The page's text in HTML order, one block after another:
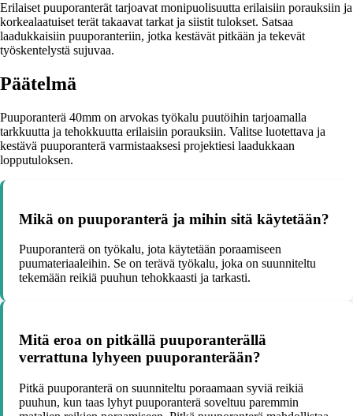
Erilaiset puuporanterät tarjoavat monipuolisuutta erilaisiin porauksiin ja
korkealaatuiset terät takaavat tarkat ja siistit tulokset. Satsaa
laadukkaisiin puuporanteriin, jotka kestävät pitkään ja tekevät
työskentelystä sujuvaa.
Päätelmä
Puuporanterä 40mm on arvokas työkalu puutöihin tarjoamalla
tarkkuutta ja tehokkuutta erilaisiin porauksiin. Valitse luotettava ja
kestävä puuporanterä varmistaaksesi projektiesi laadukkaan
lopputuloksen.
Mikä on puuporanterä ja mihin sitä käytetään?
Puuporanterä on työkalu, jota käytetään poraamiseen
puumateriaaleihin. Se on terävä työkalu, joka on suunniteltu
tekemään reikiä puuhun tehokkaasti ja tarkasti.
Mitä eroa on pitkällä puuporanterällä
verrattuna lyhyeen puuporanterään?
Pitkä puuporanterä on suunniteltu poraamaan syviä reikiä
puuhun, kun taas lyhyt puuporanterä soveltuu paremmin